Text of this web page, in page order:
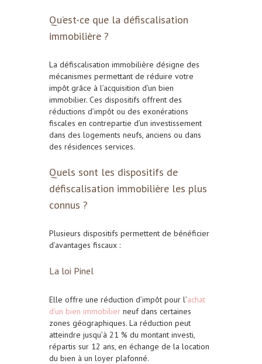
Qu’est-ce que la défiscalisation
immobilière ?
La défiscalisation immobilière désigne des
mécanismes permettant de réduire votre
impôt grâce à l’acquisition d’un bien
immobilier. Ces dispositifs offrent des
réductions d’impôt ou des exonérations
fiscales en contrepartie d’un investissement
dans des logements neufs, anciens ou dans
des résidences services.
Quels sont les dispositifs de
défiscalisation immobilière les plus
connus ?
Plusieurs dispositifs permettent de bénéficier
d’avantages fiscaux :
La loi Pinel
Elle offre une réduction d’impôt pour l’achat
d’un bien immobilier neuf dans certaines
zones géographiques. La réduction peut
atteindre jusqu’à 21 % du montant investi,
répartis sur 12 ans, en échange de la location
du bien à un loyer plafonné.